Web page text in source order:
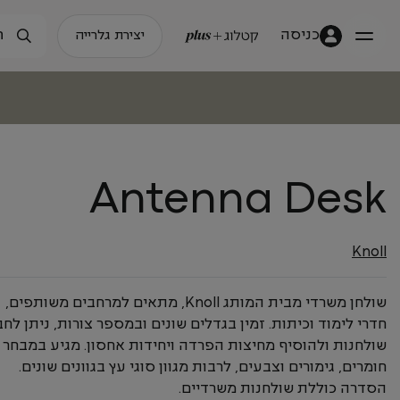
כניסה יצירת גלרייה
Antenna Desk
Knoll
שולחן משרדי מבית המותג Knoll, מתאים למרחבים משותפים,
חדרי לימוד וכיתות. זמין בגדלים שונים ובמספר צורות, ניתן
שולחנות ולהוסיף מחיצות הפרדה ויחידות אחסון. מגיע במבחר
חומרים, גימורים וצבעים, לרבות מגוון סוגי עץ בגוונים שונים.
הסדרה כוללת שולחנות משרדיים.